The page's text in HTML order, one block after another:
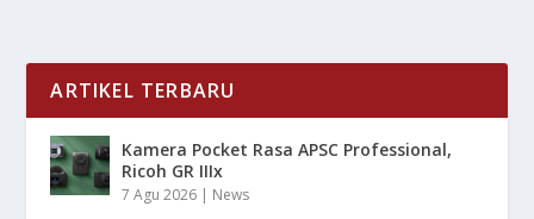
ARTIKEL TERBARU
Kamera Pocket Rasa APSC Professional,
Ricoh GR IIIx
7 Agu 2026 | News